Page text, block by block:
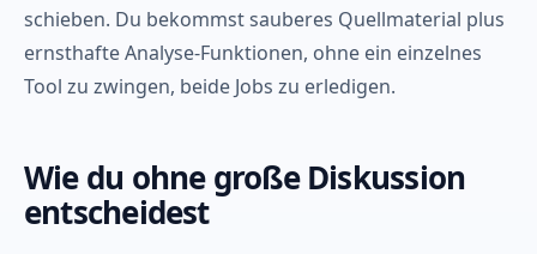
schieben. Du bekommst sauberes Quellmaterial plus
ernsthafte Analyse-Funktionen, ohne ein einzelnes
Tool zu zwingen, beide Jobs zu erledigen.
Wie du ohne große Diskussion
entscheidest